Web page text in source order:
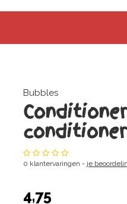
Bubbles
conditioner
0 klantervaringen - je
4,75